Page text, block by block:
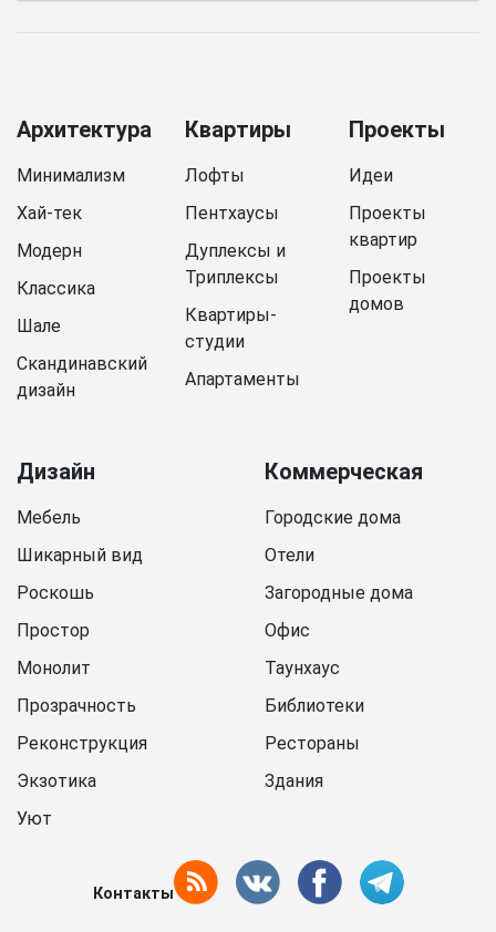
Архитектура
Минимализм
Хай-тек
Модерн
Классика
Шале
Скандинавский
дизайн
Квартиры
Лофты
Пентхаусы
Дуплексы и
Триплексы
Квартиры-
студии
Апартаменты
Проекты
Идеи
Проекты
квартир
Проекты
домов
Дизайн
Мебель
Шикарный вид
Роскошь
Простор
Монолит
Прозрачность
Реконструкция
Экзотика
Уют
Коммерческая
Городские дома
Отели
Загородные дома
Офис
Таунхаус
Библиотеки
Рестораны
Здания
Контакты